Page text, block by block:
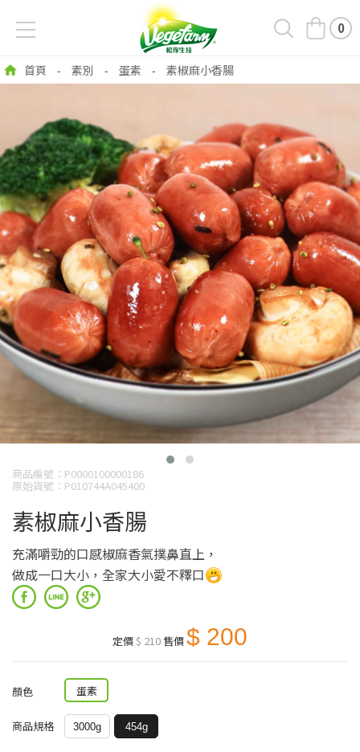
0
首頁 - 素別 - 蛋素 - 素椒麻小香腸
商品編號：P0000100000186
原始貨號：P010744A045400
素椒麻小香腸
充滿嚼勁的口感椒麻香氣撲鼻直上，
做成一口大小，全家大小愛不釋口
定價$ 210 售價$ 200
顏色 蛋素
商品規格 3000g 454g